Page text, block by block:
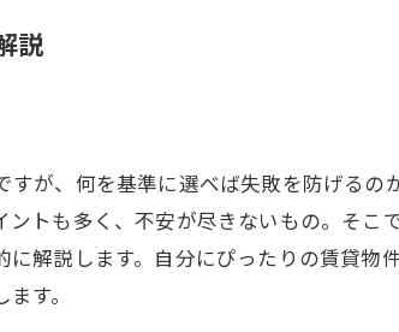
説
が、何を基準に選べば失敗を防げるの
トも多く、不安が尽きないもの。そこ
解説します。自分にぴったりの賃貸物
す。